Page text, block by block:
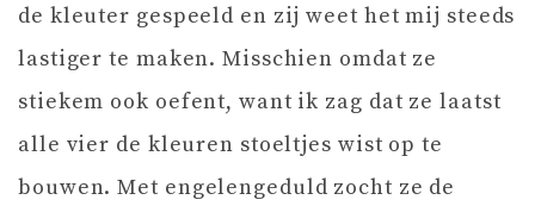
de kleuter gespeeld en zij weet het mij steeds
lastiger te maken. Misschien omdat ze
stiekem ook oefent, want ik zag dat ze laatst
alle vier de kleuren stoeltjes wist op te
bouwen. Met engelengeduld zocht ze de